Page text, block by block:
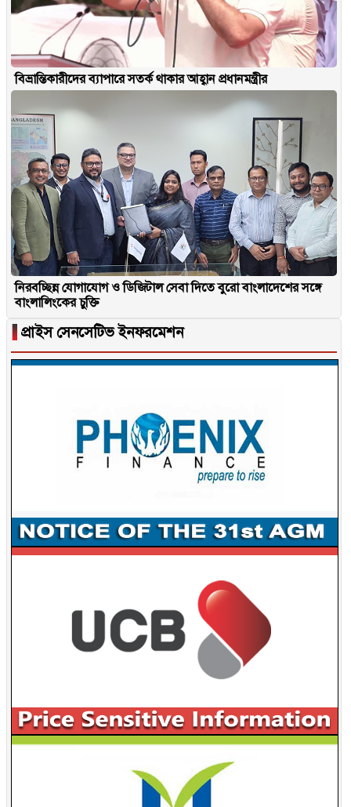
বিভ্রান্তিকারীদের ব্যাপারে সতর্ক থাকার আহ্বান প্রধানমন্ত্রীর
নিরবচ্ছিন্ন যোগাযোগ ও ডিজিটাল সেবা দিতে বুরো বাংলাদেশের সঙ্গে
বাংলালিংকের চুক্তি
▐ প্রাইস সেনসেটিভ ইনফরমেশন